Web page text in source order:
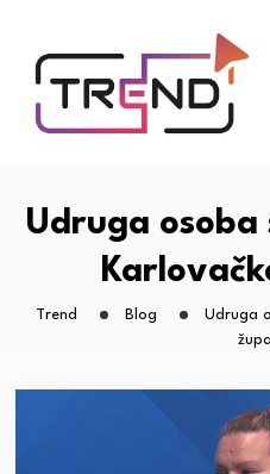
Udruga
Trend Blog
Udruga